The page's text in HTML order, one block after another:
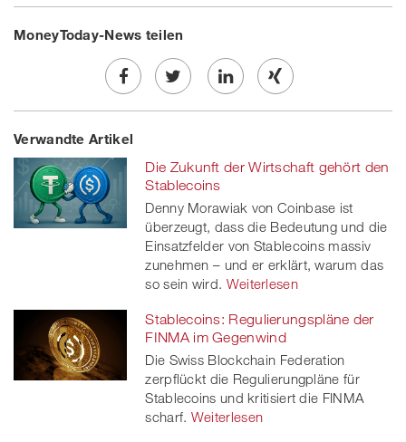
MoneyToday-News teilen
Share
on
Facebook
Twe
on
twitt
er
Share
linkedin
Share
Xing
Verwandte Artikel
Die Zukunft der Wirtschaft gehört den
Stablecoins
Denny Morawiak von Coinbase ist
überzeugt, dass die Bedeutung und die
Einsatzfelder von Stablecoins massiv
zunehmen – und er erklärt, warum das
so sein wird. Weiterlesen
Stablecoins: Regulierungspläne der
FINMA im Gegenwind
Die Swiss Blockchain Federation
zerpflückt die Regulierungpläne für
Stablecoins und kritisiert die FINMA
scharf. Weiterlesen